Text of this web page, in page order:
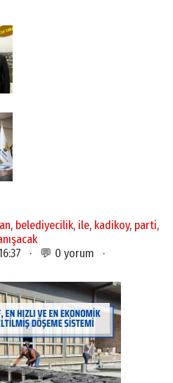
, belediyecilik, ile, kadikoy, parti,
16:37 · 💬 0 yorum ·